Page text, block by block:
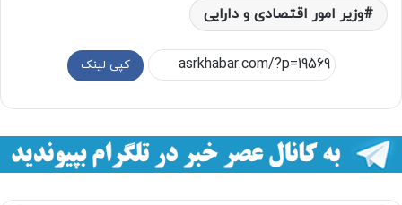
وزیر امور اقتصادی و دارایی
کپی لینک